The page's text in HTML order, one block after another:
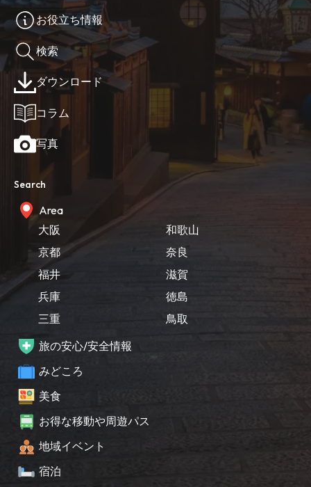
お役立ち情報
検索
ダウンロード
コラム
写真
Search
Area
大阪
京都
福井
兵庫
三重
和歌山
奈良
滋賀
徳島
鳥取
旅の安心/安全情報
みどころ
美食
お得な移動や周遊パス
地域イベント
宿泊